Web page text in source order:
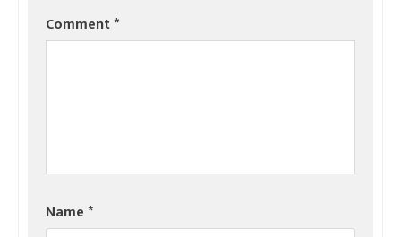
Comment*
Name*